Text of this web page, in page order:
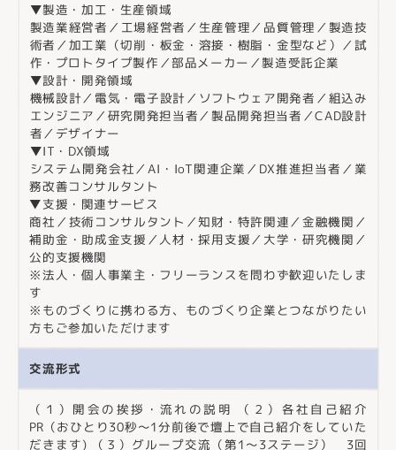
▼製造・加工・生産領域
製造業経営者／工場経営者／生産管理／品質管理／製造技
術者／加工業（切削・板金・溶接・樹脂・金型など）／試
作・プロトタイプ製作／部品メーカー／製造受託企業
▼設計・開発領域
機械設計／電気・電子設計／ソフトウェア開発者／組込み
エンジニア／研究開発担当者／製品開発担当者／CAD設計
者／デザイナー
▼IT・DX領域
システム開発会社／AI・IoT関連企業／DX推進担当者／業
務改善コンサルタント
▼支援・関連サービス
商社／技術コンサルタント／知財・特許関連／金融機関／
補助金・助成金支援／人材・採用支援／大学・研究機関／
公的支援機関
※法人・個人事業主・フリーランスを問わず歓迎いたしま
す
※ものづくりに携わる方、ものづくり企業とつながりたい
方もご参加いただけます
交流形式
（１）開会の挨拶・流れの説明 （２）各社自己紹介
PR（おひとり30秒～1分前後で壇上で自己紹介をしていた
だきます) （３）グループ交流（第1〜3ステージ） 3回